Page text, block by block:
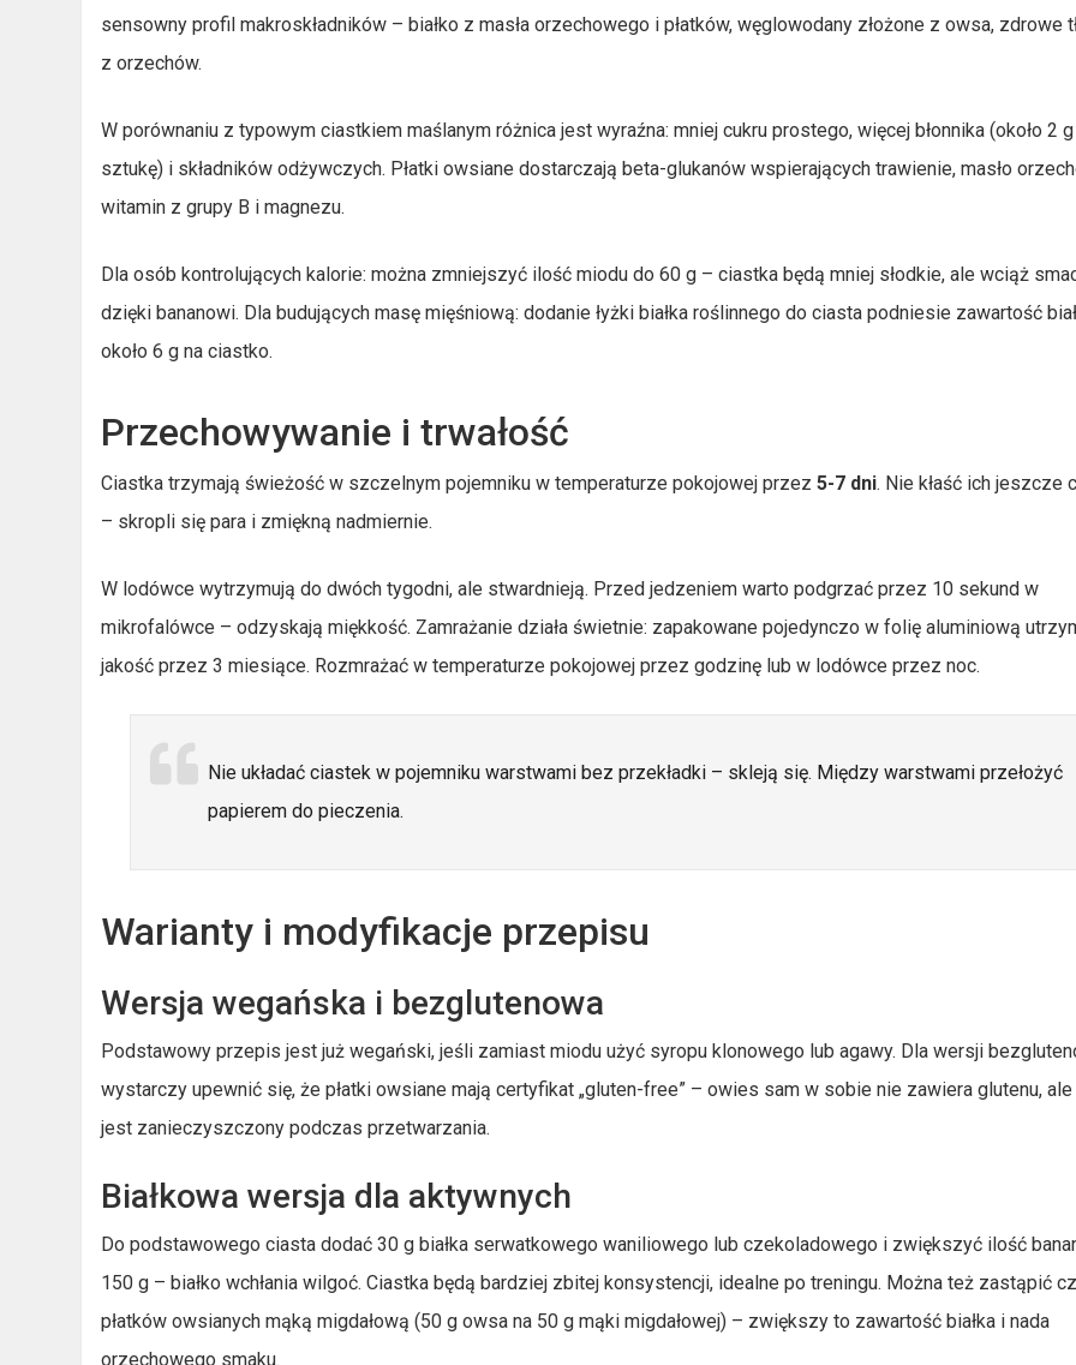
sensowny profil makroskładników – białko z masła orzechowego i płatków, węglowodany złożone z owsa, zdrowe
z orzechów.
W porównaniu z typowym ciastkiem maślanym różnica jest wyraźna: mniej cukru prostego, więcej błonnika (około 2 g
sztukę) i składników odżywczych. Płatki owsiane dostarczają beta-glukanów wspierających trawienie, masło
witamin z grupy B i magnezu.
Dla osób kontrolujących kalorie: można zmniejszyć ilość miodu do 60 g – ciastka będą mniej słodkie, ale wciąż
dzięki bananowi. Dla budujących masę mięśniową: dodanie łyżki białka roślinnego do ciasta podniesie zawartość
około 6 g na ciastko.
Przechowywanie i trwałość
Ciastka trzymają świeżość w szczelnym pojemniku w temperaturze pokojowej przez5-7 dni. Nie kłaść ich jeszcze
– skropli się para i zmiękną nadmiernie.
W lodówce wytrzymują do dwóch tygodni, ale stwardnieją. Przed jedzeniem warto podgrzać przez 10 sekund w
mikrofalówce – odzyskają miękkość. Zamrażanie działa świetnie: zapakowane pojedynczo w folię aluminiową
jakość przez 3 miesiące. Rozmrażać w temperaturze pokojowej przez godzinę lub w lodówce przez noc.
Nie układać ciastek w pojemniku warstwami bez przekładki – skleją się. Między warstwami przełożyć
papierem do pieczenia.
Warianty i modyfikacje przepisu
Wersja wegańska i bezglutenowa
Podstawowy przepis jest już wegański, jeśli zamiast miodu użyć syropu klonowego lub agawy. Dla wersji
wystarczy upewnić się, że płatki owsiane mają certyfikat „gluten-free” – owies sam w sobie nie zawiera glutenu,
jest zanieczyszczony podczas przetwarzania.
Białkowa wersja dla aktywnych
Do podstawowego ciasta dodać 30 g białka serwatkowego waniliowego lub czekoladowego i zwiększyć ilość
150 g – białko wchłania wilgoć. Ciastka będą bardziej zbitej konsystencji, idealne po treningu. Można też zastąpić
płatków owsianych mąką migdałową (50 g owsa na 50 g mąki migdałowej) – zwiększy to zawartość białka i nada
orzechowego smaku.